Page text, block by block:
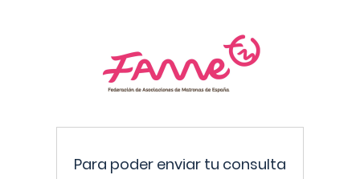
Para poder enviar tu consulta